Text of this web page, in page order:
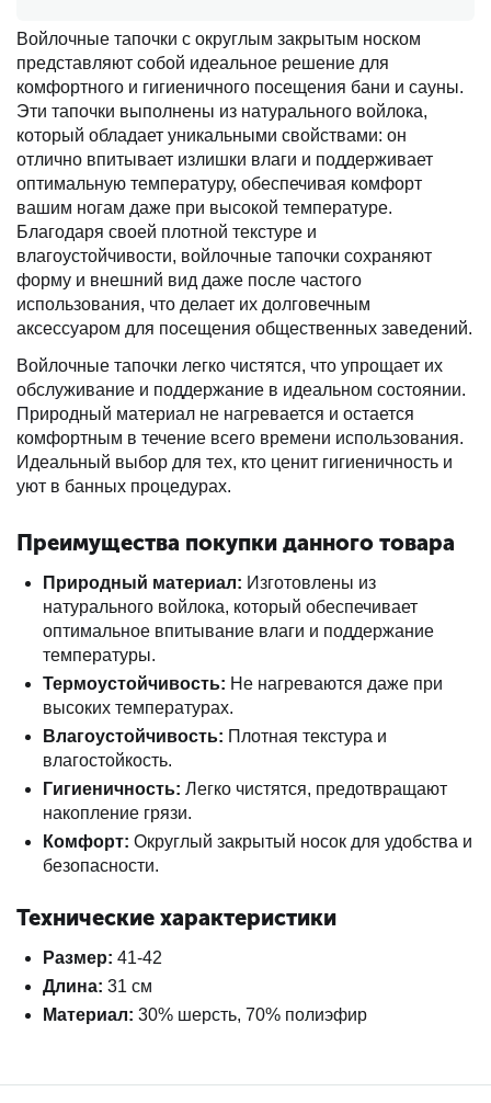
Войлочные тапочки с округлым закрытым носком
представляют собой идеальное решение для
комфортного и гигиеничного посещения бани и сауны.
Эти тапочки выполнены из натурального войлока,
который обладает уникальными свойствами: он
отлично впитывает излишки влаги и поддерживает
оптимальную температуру, обеспечивая комфорт
вашим ногам даже при высокой температуре.
Благодаря своей плотной текстуре и
влагоустойчивости, войлочные тапочки сохраняют
форму и внешний вид даже после частого
использования, что делает их долговечным
аксессуаром для посещения общественных заведений.
Войлочные тапочки легко чистятся, что упрощает их
обслуживание и поддержание в идеальном состоянии.
Природный материал не нагревается и остается
комфортным в течение всего времени использования.
Идеальный выбор для тех, кто ценит гигиеничность и
уют в банных процедурах.
Преимущества покупки данного товара
Природный материал: Изготовлены из
натурального войлока, который обеспечивает
оптимальное впитывание влаги и поддержание
температуры.
Термоустойчивость: Не нагреваются даже при
высоких температурах.
Влагоустойчивость: Плотная текстура и
влагостойкость.
Гигиеничность: Легко чистятся, предотвращают
накопление грязи.
Комфорт: Округлый закрытый носок для удобства и
безопасности.
Технические характеристики
Размер: 41-42
Длина: 31 см
Материал: 30% шерсть, 70% полиэфир